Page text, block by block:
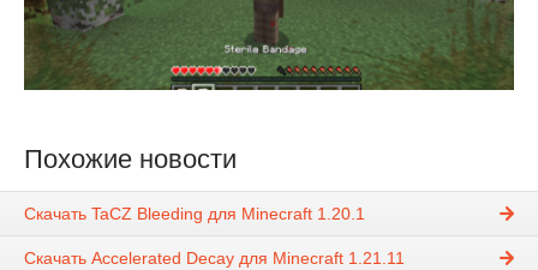
Похожие новости
Скачать TaCZ Bleeding для Minecraft 1.20.1
Скачать Accelerated Decay для Minecraft 1.21.11